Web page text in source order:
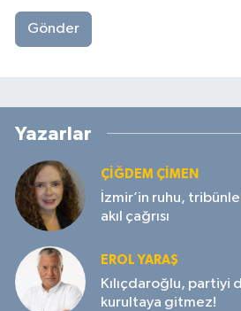
Gönder
Yazarlar
ÇIĞDEM ÇIMEN
İzmir’in ruhu,
akıl çağrısı
EROL YARAŞ
Kılıçdaroğlu, partiyi
kurultaya gitmez!